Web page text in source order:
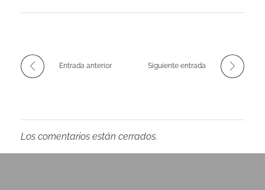
Entrada anterior Siguiente entrada
Los comentarios están cerrados.